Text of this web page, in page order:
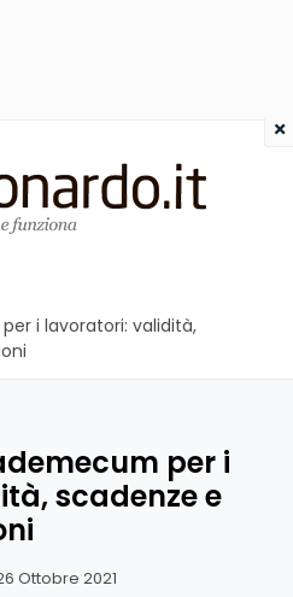
i lavoratori: validità,
per i
scadenze e
Ottobre 2021
×